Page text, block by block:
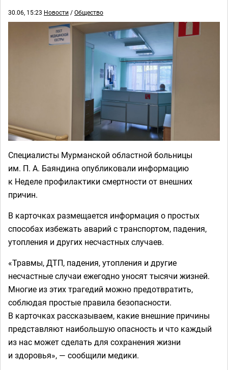
30.06, 15:23 Новости /Общество
Специалисты Мурманской областной больницы
им. П. А. Баяндина опубликовали информацию
к Неделе профилактики смертности от внешних
причин.
В карточках размещается информация о простых
способах избежать аварий с транспортом, падения,
утопления и других несчастных случаев.
«Травмы, ДТП, падения, утопления и другие
несчастные случаи ежегодно уносят тысячи жизней.
Многие из этих трагедий можно предотвратить,
соблюдая простые правила безопасности.
В карточках рассказываем, какие внешние причины
представляют наибольшую опасность и что каждый
из нас может сделать для сохранения жизни
и здоровья», — сообщили медики.